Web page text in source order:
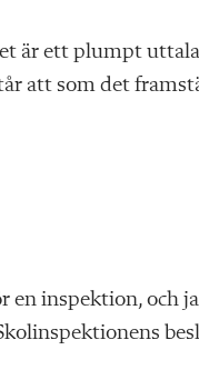
är ett plumpt
att som det
en inspektion, och